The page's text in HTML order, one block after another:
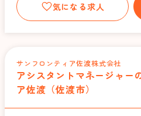
気になる求人
サンフロンティア佐渡株式会社
アシスタントマネージャー
ア佐渡（佐渡市）